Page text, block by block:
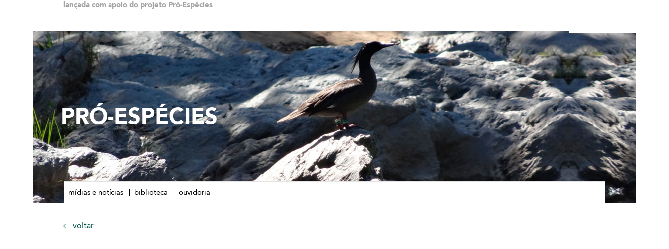
lançada com apoio do projeto Pró-Espécies
PRÓ-ESPÉCIES
mídias e notícias biblioteca ouvidoria
voltar